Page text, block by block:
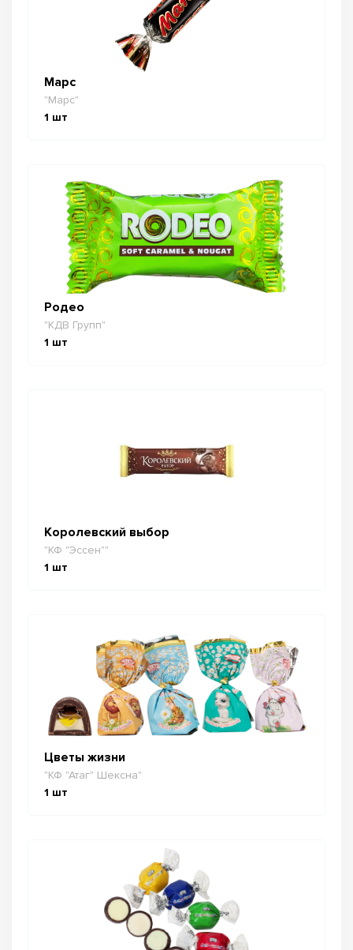
Марс
"Марс"
1 шт
Родео
"КДВ Групп"
1 шт
Королевский выбор
"КФ "Эссен""
1 шт
Цветы жизни
"КФ "Атаг" Шексна"
1 шт